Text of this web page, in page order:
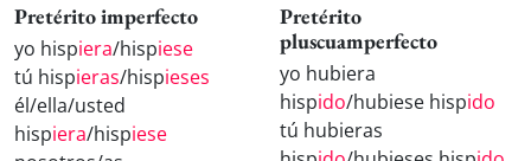
Pretérito imperfecto
yo hispiera/hispiese
tú hispieras/hispieses
él/ella/usted
hispiera/hispiese
Pretérito
pluscuamperfecto
yo hubiera
hispido/hubiese hispido
tú hubieras